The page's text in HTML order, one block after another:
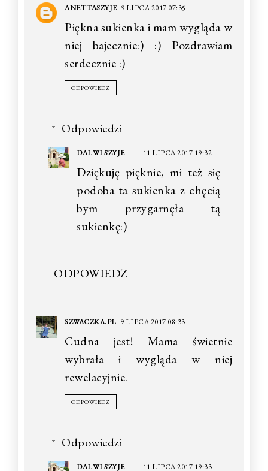
ANETTASZYJE 9 LIPCA 2017 07:35
Piękna sukienka i mam wygląda w
niej bajecznie:) :) Pozdrawiam
serdecznie :)
ODPOWIEDZ
Odpowiedzi
DALWI SZYJE 11 LIPCA 2017 19:32
Dziękuję pięknie, mi też się
podoba ta sukienka z chęcią
bym przygarnęła tą
sukienkę:)
ODPOWIEDZ
SZWACZKA.PL 9 LIPCA 2017 08:33
Cudna jest! Mama świetnie
wybrała i wygląda w niej
rewelacyjnie.
ODPOWIEDZ
Odpowiedzi
DALWI SZYJE 11 LIPCA 2017 19:33